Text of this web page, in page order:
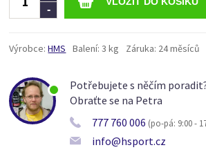
-
Výrobce: HMS Balení: 3 kg Záruka: 24 měsíců
Potřebujete s něčím
Obraťte se na Petra
777 760 006 (po-pá: 9:00 -
info@hsport.cz